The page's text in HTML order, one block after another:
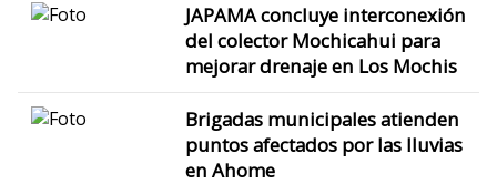
JAPAMA concluye interconexión
del colector Mochicahui para
mejorar drenaje en Los Mochis
Brigadas municipales atienden
puntos afectados por las lluvias
en Ahome